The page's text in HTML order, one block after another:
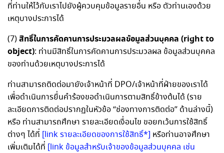
ที่ท่านให้ไว้กับเราไปยังผู้ควบคุมข้อมูลรายอื่น หรือ ตัวท่านเองด้วย
เหตุบางประการได้
(7)สิทธิ์ในการคัดคานการประมวลผลข้อมูลส่วนบุคคล (right to
object): ท่านมีสิทธิ์ในการคัดคานการประมวลผล ข้อมูลส่วนบุคคล
ของท่านด้วยเหตุบางประการได้
ท่านสามารถติดต่อมายังเจ้าหน้าที่ DPO/เจ้าหน้าที่ฝ่ายของเราได้
เพื่อดำเนินการยื่นคำร้องขอดำเนินการตามสิทธิ์ข้างต้นได้ (ราย
ละเอียดการติดต่อปรากฏในหัวข้อ “ช่องทางการติดต่อ” ด้านล่างนี้)
หรือ ท่านสามารถศึกษา รายละเอียดเงื่อนไข ขอยกเว้นการใช้สิทธิ์
ต่างๆ ได้ที่ [link รายละเอียดของการใช้สิทธิ์*] หรือท่านอาจศึกษา
เพิ่มเติมได้ที่ [link ข้อมูลสำหรับเจ้าของข้อมูลส่วนบุคคล เช่น